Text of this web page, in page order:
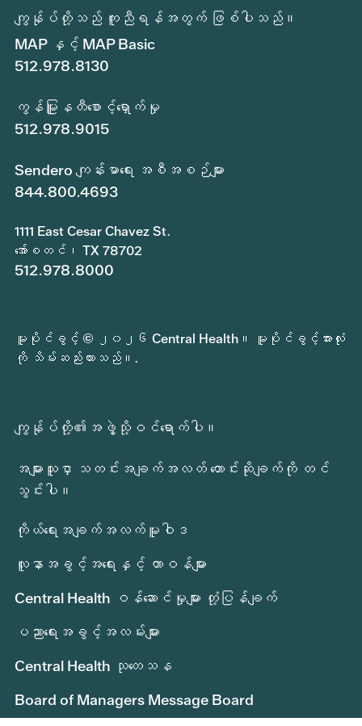
ကျွန်ုပ်တို့သည် ကူညီရန်အတွက် ဖြစ်ပါသည်။
MAP နှင့် MAP Basic
512.978.8130
ကွန်မြူနတီစောင့်ရှောက်မှု
512.978.9015
Sendero ကျန်းမာရေး အစီအစဉ်များ
844.800.4693
1111 East Cesar Chavez St.
အော်စတင်၊ TX 78702
512.978.8000
မူပိုင်ခွင့် © ၂၀၂၆ Central Health။ မူပိုင်ခွင့်အားလုံး
ကို သိမ်းဆည်းထားသည်။.
ကျွန်ုပ်တို့၏အဖွဲ့သို့ဝင်ရောက်ပါ။
အများသူငှာ သတင်းအချက်အလတ် တောင်းဆိုချက်ကို တင်
သွင်းပါ။
ကိုယ်ရေးအချက်အလက်မူဝါဒ
လူနာအခွင့်အရေးနှင့် တာဝန်များ
Central Health ဝန်ဆောင်မှုများ တုံ့ပြန်ချက်
ပညာရေးအခွင့်အလမ်းများ
Central Health သုတေသန
Board of Managers Message Board